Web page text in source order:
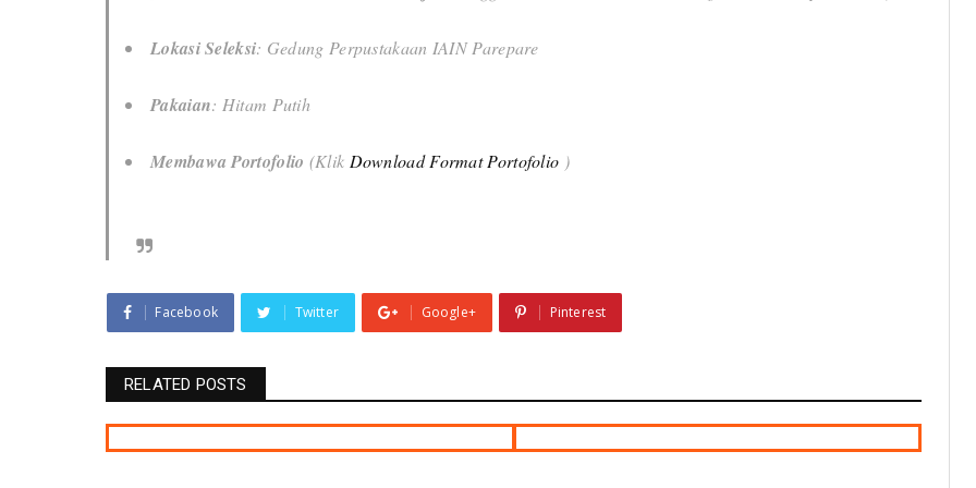
Lokasi Seleksi: Gedung Perpustakaan IAIN Parepare
Pakaian: Hitam Putih
Membawa Portofolio (Klik Download Format Portofolio )
Facebook Twitter Google+ Pinterest
RELATED POSTS